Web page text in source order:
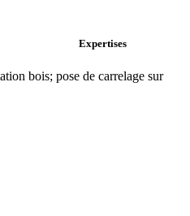
Expertises
bois; pose de carrelage sur